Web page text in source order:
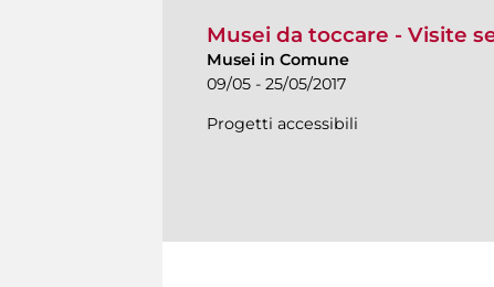
Musei da toccare - Visite
Musei in Comune
09/05 - 25/05/2017
Progetti accessibili